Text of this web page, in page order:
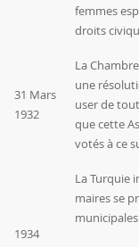
femmes
droits
31 Mars
1932
La
une
user de
que cette
votés à ce
1934
La Turquie
maires se